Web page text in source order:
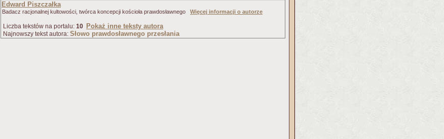
Edward Piszczałka
Badacz racjonalnej kultowości, twórca koncepcji kościoła prawdosławnego Więcej informacji o autorze
Liczba tekstów na portalu: 10 Pokaż inne teksty autora
Najnowszy tekst autora: Słowo prawdosławnego przesłania